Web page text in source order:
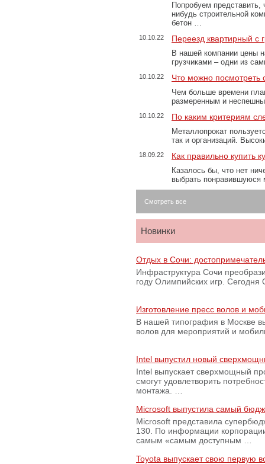
Попробуем представить,
нибудь строительной
бетон …
10.10.22 Переезд квартирный с
В нашей компании цены
грузчиками – одни из
10.10.22 Что можно посмотреть
Чем больше времени
размеренным и
10.10.22 По каким критериям
Металлопрокат
так и организаций.
18.09.22 Как правильно купить
Казалось бы, что нет
выбрать
Смотреть все
Новинки
Отдых в Сочи:
Инфраструктура Сочи
году Олимпийских игр.
Изготовление пресс волов и
В нашей типография в Москве
волов для мероприятий и
Intel выпустил новый
Intel выпускает сверхмощный
смогут удовлетворить
монтажа. …
Microsoft выпустила самый
Microsoft представила
130. По информации
самым «самым доступным …
Toyota выпускает свою первую